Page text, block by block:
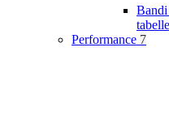
Bandi
Performance 7